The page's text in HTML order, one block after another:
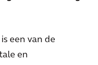
een van de
en